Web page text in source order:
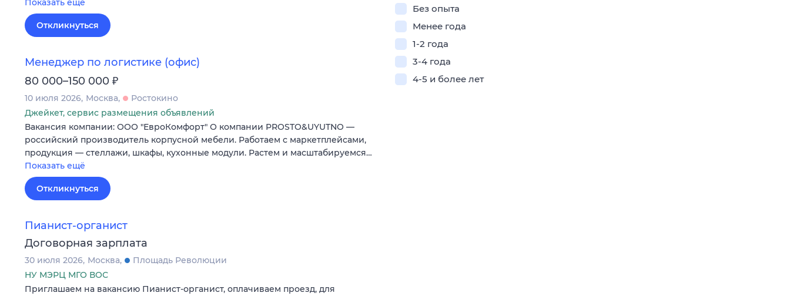
Откликнуться
Менеджер по логистике (офис)
80 000–150 000 ₽
10 июля 2026 Москва
Ростокино
Джейкет, сервис размещения объявлений
Вакансия компании: ООО "ЕвроКомфорт" О компании PROSTO&UYUTNO —
российский производитель корпусной мебели. Работаем с маркетплейсами,
продукция — стеллажи, шкафы, кухонные модули. Растем и масштабируемся…
Показать ещё
Откликнуться
Пианист-органист
Договорная зарплата
30 июля 2026 Москва
Площадь Революции
НУ МЭРЦ МГО ВОС
Приглашаем на вакансию Пианист-органист, оплачиваем проезд, для
Без опыта
Менее года
1-2 года
3-4 года
4-5 и более лет